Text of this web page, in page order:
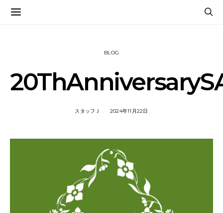
BLOG
スタッフＪ 2024年11月22日